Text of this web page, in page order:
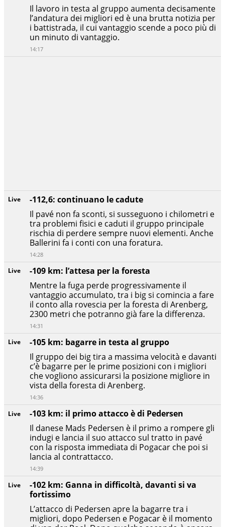
Live
-102 km: Ganna in difficoltà, davanti si va
fortissimo
L’attacco di Pedersen apre la bagarre tra i
migliori, dopo Pedersen e Pogacar è il momento
Live
-103 km: il primo attacco è di Pedersen
Il danese Mads Pedersen è il primo a rompere gli
indugi e lancia il suo attacco sul tratto in pavé
con la risposta immediata di Pogacar che poi si
lancia al contrattacco.
14:39
Live
-105 km: bagarre in testa al gruppo
Il gruppo dei big tira a massima velocità e davanti
c’è bagarre per le prime posizioni con i migliori
che vogliono assicurarsi la posizione migliore in
vista della foresta di Arenberg.
14:36
Live
-109 km: l’attesa per la foresta
Mentre la fuga perde progressivamente il
vantaggio accumulato, tra i big si comincia a fare
il conto alla rovescia per la foresta di Arenberg,
2300 metri che potranno già fare la differenza.
14:31
Live
-112,6: continuano le cadute
Il pavé non fa sconti, si susseguono i chilometri e
tra problemi fisici e caduti il gruppo principale
rischia di perdere sempre nuovi elementi. Anche
Ballerini fa i conti con una foratura.
14:28
Il lavoro in testa al gruppo aumenta decisamente
l’andatura dei migliori ed è una brutta notizia per
i battistrada, il cui vantaggio scende a poco più di
un minuto di vantaggio.
14:17